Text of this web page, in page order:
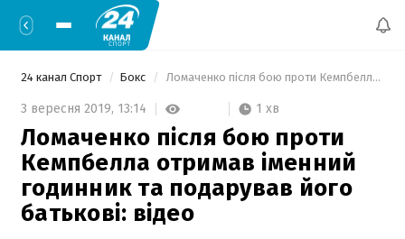
24 канал Спорт Бокс Ломаченко після бою проти Кемпбелла отримав іменний годинник та подарував його батькові: відео
3 вересня 2019, 13:14 1 хв
Ломаченко після бою проти
Кемпбелла отримав іменний
годинник та подарував його
батькові: відео